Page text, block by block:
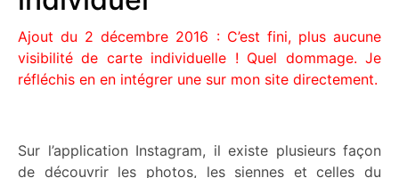
Ajout du 2 décembre 2016 : C’est fini, plus aucune
visibilité de carte individuelle ! Quel dommage. Je
réfléchis en en intégrer une sur mon site directement.
Sur l’application Instagram, il existe plusieurs façon
de découvrir les photos, les siennes et celles du